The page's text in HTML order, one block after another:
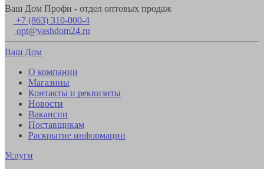
Ваш Дом Профи - отдел оптовых продаж
+7 (863) 310-000-4
opt@vashdom24.ru
Ваш Дом
О компании
Магазины
Контакты и реквизиты
Новости
Вакансии
Поставщикам
Раскрытие информации
Услуги